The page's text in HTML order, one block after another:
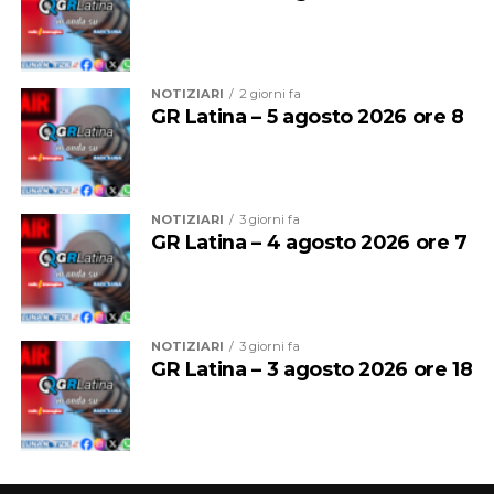
Al microfono di
noi la struttura, la soddisfazione del professor
Neonatologia
Audio
Player
00:00
“Particolarmente significativo è stato il percorso che ha
portato alla scelta del tema grafico. L’ambientazione è
NOTIZIARI 2 giorni fa
GR Latina – 5 agosto 2026 ore 8
NOTIZIARI 3 giorni fa
GR Latina – 4 agosto 2026 ore 7
NOTIZIARI 3 giorni fa
GR Latina – 3 agosto 2026 ore 18